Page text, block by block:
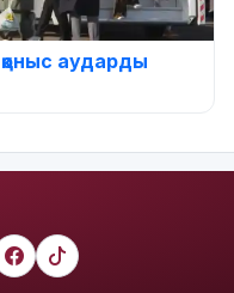
қоныс аударды